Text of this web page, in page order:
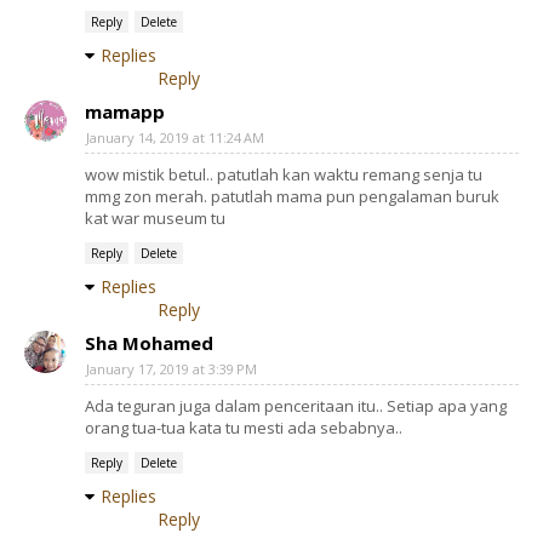
Reply Delete
Replies
Reply
mamapp
January 14, 2019 at 11:24 AM
wow mistik betul.. patutlah kan waktu remang senja tu
mmg zon merah. patutlah mama pun pengalaman buruk
kat war museum tu
Reply Delete
Replies
Reply
Sha Mohamed
January 17, 2019 at 3:39 PM
Ada teguran juga dalam penceritaan itu.. Setiap apa yang
orang tua-tua kata tu mesti ada sebabnya..
Reply Delete
Replies
Reply